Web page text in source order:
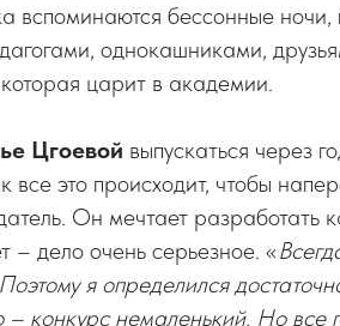
вспоминаются бессонные
однокашниками,
царит в академии.
Цгоевой выпускаться через
все это происходит, чтобы
Он мечтает разработать
– дело очень серьезное. «
я определился
– конкурс немаленький. Но